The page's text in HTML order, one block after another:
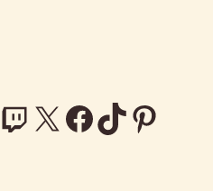
Twitch
X https://www.facebook.com/